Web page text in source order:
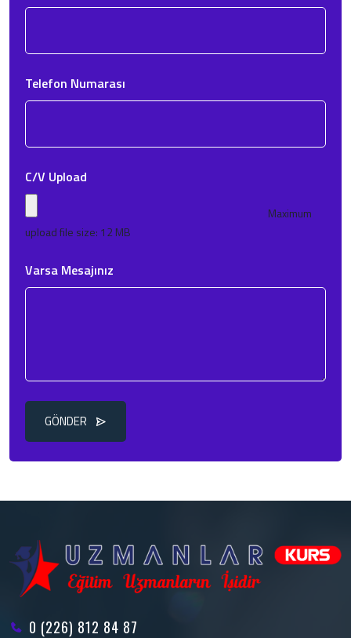
Telefon Numarası
C/V Upload
Maximum
upload file size: 12 MB
Varsa Mesajınız
GÖNDER
0 (226) 812 84 87